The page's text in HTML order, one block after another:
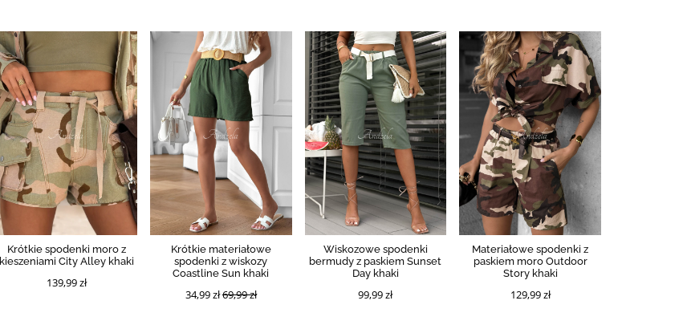
Krótkie spodenki moro z
kieszeniami City Alley khaki
139,99 zł
Krótkie materiałowe
spodenki z wiskozy
Coastline Sun khaki
34,99 zł69,99 zł
Wiskozowe spodenki
bermudy z paskiem Sunset
Day khaki
99,99 zł
Materiałowe spodenki z
paskiem moro Outdoor
Story khaki
129,99 zł